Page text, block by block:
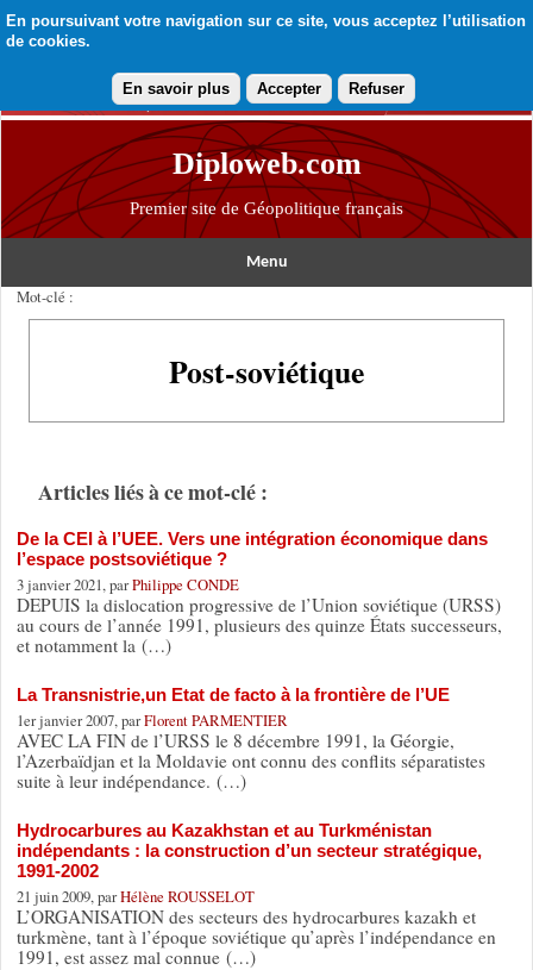
En poursuivant votre navigation sur ce site, vous acceptez l’utilisation
de cookies.
En savoir plus Accepter Refuser
Diploweb.com
Premier site de Géopolitique français
Menu
Mot-clé :
Post-soviétique
Articles liés à ce mot-clé :
De la CEI à l’UEE. Vers une intégration économique dans
l’espace postsoviétique ?
3 janvier 2021, parPhilippe CONDE
DEPUIS la dislocation progressive de l’Union soviétique (URSS)
au cours de l’année 1991, plusieurs des quinze États successeurs,
et notamment la (…)
La Transnistrie,un Etat de facto à la frontière de l’UE
1er janvier 2007, parFlorent PARMENTIER
AVEC LA FIN de l’URSS le 8 décembre 1991, la Géorgie,
l’Azerbaïdjan et la Moldavie ont connu des conflits séparatistes
suite à leur indépendance. (…)
Hydrocarbures au Kazakhstan et au Turkménistan
indépendants : la construction d’un secteur stratégique,
1991-2002
21 juin 2009, parHélène ROUSSELOT
L’ORGANISATION des secteurs des hydrocarbures kazakh et
turkmène, tant à l’époque soviétique qu’après l’indépendance en
1991, est assez mal connue (…)